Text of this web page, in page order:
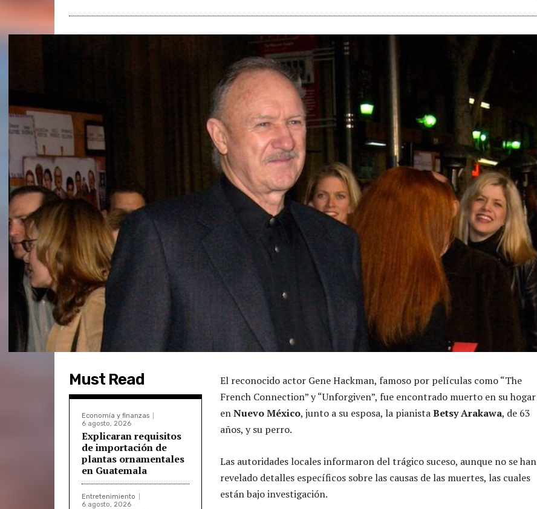
Must Read
Economía y finanzas
6 agosto, 2026
Explicaran requisitos
de importación de
plantas ornamentales
en Guatemala
Entretenimiento
6 agosto, 2026
El reconocido actor Gene Hackman, famoso por películas como “The
French Connection” y “Unforgiven”, fue encontrado muerto en su hogar
enNuevo México, junto a su esposa, la pianistaBetsy Arakawa, de 63
años, y su perro.
Las autoridades locales informaron del trágico suceso, aunque no se han
revelado detalles específicos sobre las causas de las muertes, las cuales
están bajo investigación.